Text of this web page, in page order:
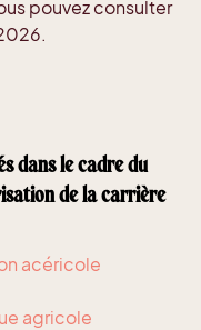
pouvez consulter
dans le cadre du
de la carrière
acéricole
agricole